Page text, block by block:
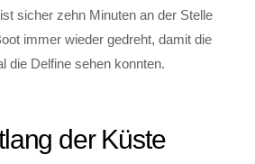
sicher zehn Minuten an der Stelle
immer wieder gedreht, damit die
die Delfine sehen konnten.
der Küste